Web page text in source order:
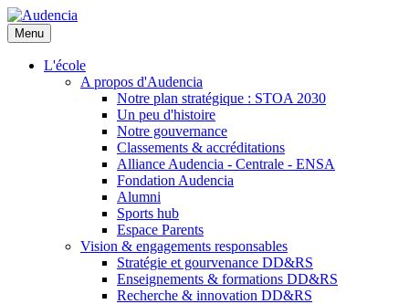
Aller
au
contenu
principal
Menu
L'école
A propos d'Audencia
Notre plan stratégique : STOA 2030
Un peu d'histoire
Notre gouvernance
Classements & accréditations
Alliance Audencia - Centrale - ENSA
Fondation Audencia
Alumni
Sports hub
Espace Parents
Vision & engagements responsables
Stratégie et gourvenance DD&RS
Enseignements & formations DD&RS
Recherche & innovation DD&RS